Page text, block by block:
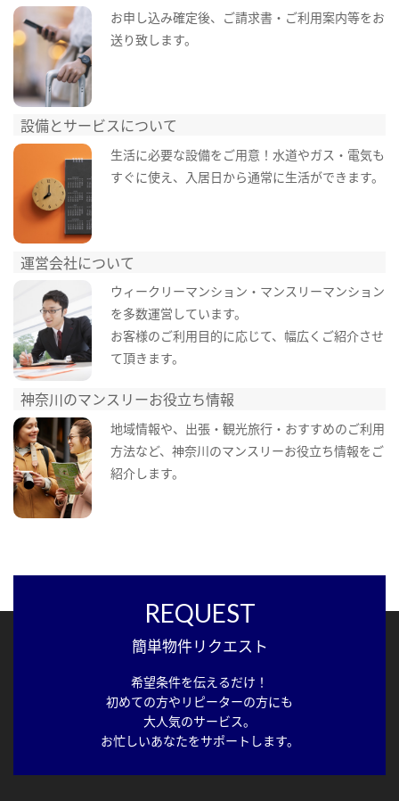
お申し込み確定後、ご請求書・ご利用案内等をお
送り致します。
設備とサービスについて
生活に必要な設備をご用意！水道やガス・電気も
すぐに使え、入居日から通常に生活ができます。
運営会社について
ウィークリーマンション・マンスリーマンション
を多数運営しています。
お客様のご利用目的に応じて、幅広くご紹介させ
て頂きます。
神奈川のマンスリーお役立ち情報
地域情報や、出張・観光旅行・おすすめのご利用
方法など、神奈川のマンスリーお役立ち情報をご
紹介します。
REQUEST
簡単物件リクエスト
希望条件を伝えるだけ！
初めての方やリピーターの方にも
大人気のサービス。
お忙しいあなたをサポートします。